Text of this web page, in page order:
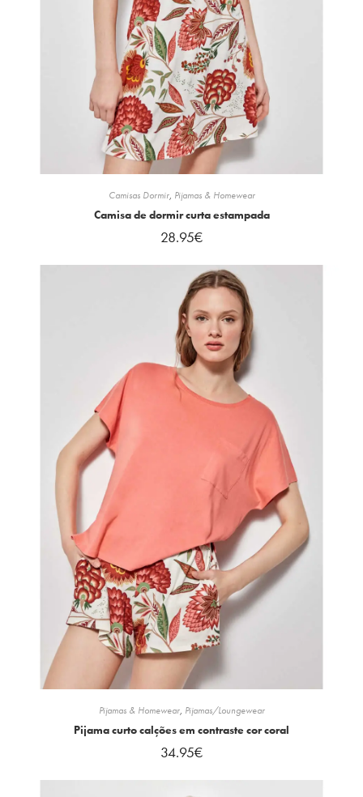
Camisas Dormir, Pijamas & Homewear
Camisa de dormir curta estampada
28.95€
Pijamas & Homewear, Pijamas/Loungewear
Pijama curto calções em contraste cor coral
34.95€